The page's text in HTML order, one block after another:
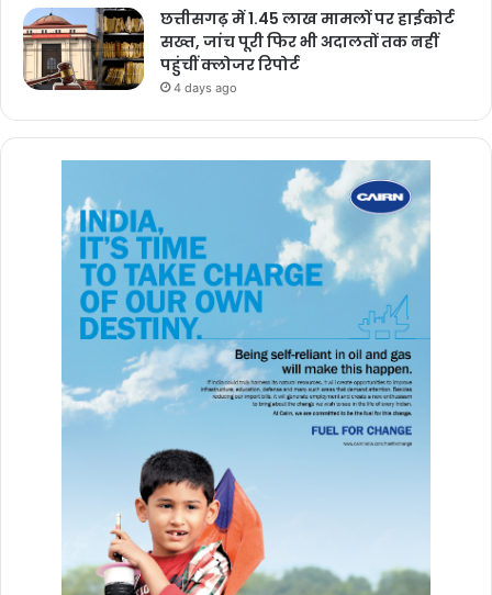
छत्तीसगढ़ में 1.45 लाख मामलों पर हाईकोर्ट
सख्त, जांच पूरी फिर भी अदालतों तक नहीं
पहुंचीं क्लोजर रिपोर्ट
4 days ago